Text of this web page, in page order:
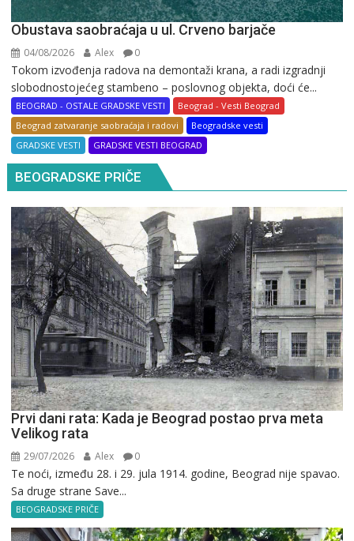
Obustava saobraćaja u ul. Crveno barjače
04/08/2026 Alex 0
Tokom izvođenja radova na demontaži krana, a radi izgradnji
slobodnostojećeg stambeno – poslovnog objekta, doći će...
BEOGRAD - OSTALE GRADSKE VESTI
Beograd - Vesti Beograd
Beograd zatvaranje saobraćaja i radovi
Beogradske vesti
GRADSKE VESTI
GRADSKE VESTI BEOGRAD
BEOGRADSKE PRIČE
Prvi dani rata: Kada je Beograd postao prva meta
Velikog rata
29/07/2026 Alex 0
Te noći, između 28. i 29. jula 1914. godine, Beograd nije spavao.
Sa druge strane Save...
BEOGRADSKE PRIČE